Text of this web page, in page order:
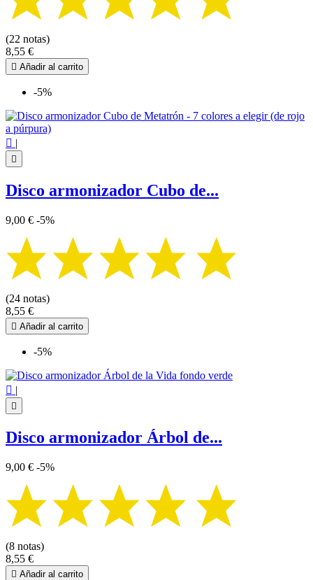
(22 notas)
8,55 €
 Añadir al carrito
-5%
 |

Disco armonizador Cubo de...
9,00 € -5%
(24 notas)
8,55 €
 Añadir al carrito
-5%
 |

Disco armonizador Árbol de...
9,00 € -5%
(8 notas)
8,55 €
 Añadir al carrito